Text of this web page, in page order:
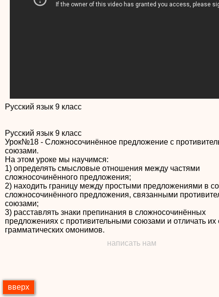
Русский язык 9 класс
Русский язык 9 класс
Урок№18 - Сложносочинённое предложение с
союзами.
На этом уроке мы научимся:
1) определять смысловые отношения между частями
сложносочинённого предложения;
2) находить границу между простыми предложениями в
сложносочинённого предложения, связанными
союзами;
3) расставлять знаки препинания в сложносочинённых
предложениях с противительными союзами и отличать их
грамматических омонимов.
написать нам
вверх